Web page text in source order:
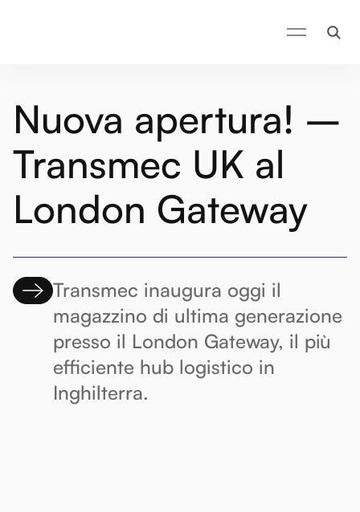
Nuova apertura! –
Transmec UK al
London Gateway
Transmec inaugura oggi il
magazzino di ultima generazione
presso il London Gateway, il più
efficiente hub logistico in
Inghilterra.